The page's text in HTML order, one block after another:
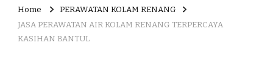
Home
PERAWATAN KOLAM RENANG
JASA PERAWATAN AIR KOLAM RENANG TERPERCAYA
KASIHAN BANTUL